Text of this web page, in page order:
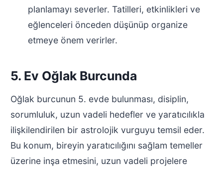
planlamayı severler. Tatilleri, etkinlikleri ve
eğlenceleri önceden düşünüp organize
etmeye önem verirler.
5. Ev Oğlak Burcunda
Oğlak burcunun 5. evde bulunması, disiplin,
sorumluluk, uzun vadeli hedefler ve yaratıcılıkla
ilişkilendirilen bir astrolojik vurguyu temsil eder.
Bu konum, bireyin yaratıcılığını sağlam temeller
üzerine inşa etmesini, uzun vadeli projelere